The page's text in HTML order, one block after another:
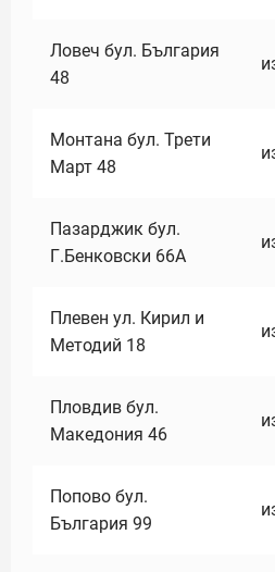
Ловеч бул. България
48
Монтана бул. Трети
Март 48
Пазарджик бул.
Г.Бенковски 66А
Плевен ул. Кирил и
Методий 18
Пловдив бул.
Македония 46
Попово бул.
България 99